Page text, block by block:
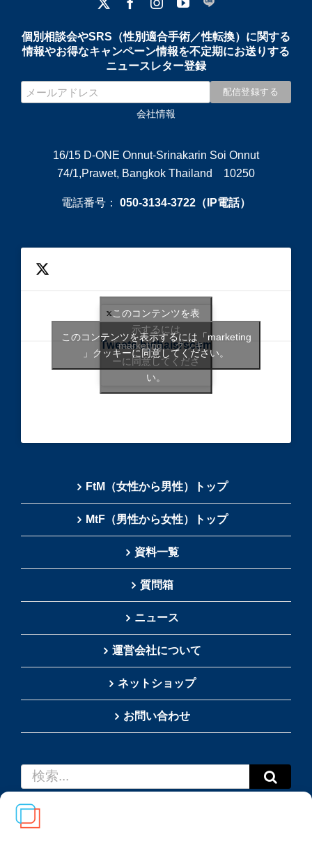
個別相談会やSRS（性別適合手術／性転換）に関する
情報やお得なキャンペーン情報を不定期にお送りする
ニュースレター登録
会社情報
16/15 D-ONE Onnut-Srinakarin Soi Onnut
74/1,Prawet, Bangkok Thailand 10250
電話番号： 050-3134-3722（IP電話）
Tweets bythaisrscom
このコンテンツを表
示するには
「marketing 」クッキ
ーに同意してくださ
い。
このコンテンツを表示するには「marketing
」クッキーに同意してください。
FtM（女性から男性）トップ
MtF（男性から女性）トップ
資料一覧
質問箱
ニュース
運営会社について
ネットショップ
お問い合わせ
索
…